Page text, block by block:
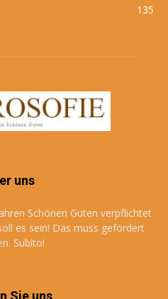
135
uns
Schönen Guten verpflichtet
es sein! Das muss gefördert
Subito!
Sie uns